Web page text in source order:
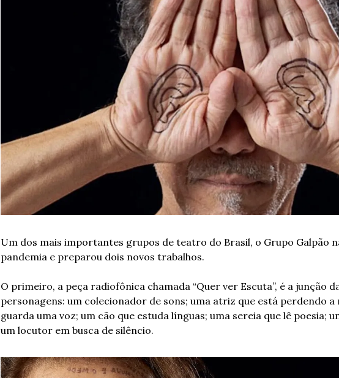
Um dos mais importantes grupos de teatro do Brasil, o Grupo Galpão
pandemia e preparou dois novos trabalhos.
O primeiro, a peça radiofônica chamada “Quer ver Escuta”, é a junção
personagens: um colecionador de sons; uma atriz que está perdendo a
guarda uma voz; um cão que estuda línguas; uma sereia que lê poesia;
um locutor em busca de silêncio.